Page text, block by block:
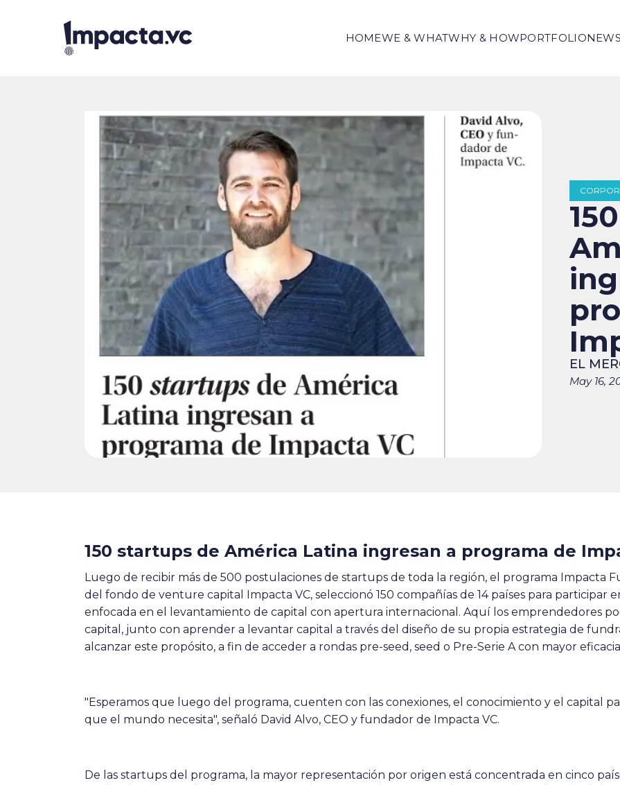
HOMEWE & WHATWHY & HOWPORTFOLIONEWS
EL
May 16,
150 startups de América Latina ingresan a programa de
Luego de recibir más de 500 postulaciones de startups de toda la región, el programa Impacta
del fondo de venture capital Impacta VC, seleccionó 150 compañías de 14 países para participar
enfocada en el levantamiento de capital con apertura internacional. Aquí los emprendedores
capital, junto con aprender a levantar capital a través del diseño de su propia estrategia de
alcanzar este propósito, a fin de acceder a rondas pre-seed, seed o Pre-Serie A con mayor
"Esperamos que luego del programa, cuenten con las conexiones, el conocimiento y el capital
que el mundo necesita", señaló David Alvo, CEO y fundador de Impacta VC.
De las startups del programa, la mayor representación por origen está concentrada en cinco